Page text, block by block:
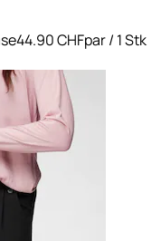
44.90 CHFpar/ 1 Stk